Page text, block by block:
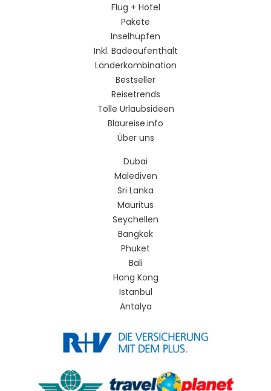
Flug + Hotel
Pakete
Inselhüpfen
Inkl. Badeaufenthalt
Länderkombination
Bestseller
Reisetrends
Tolle Urlaubsideen
Blaureise.info
Über uns
Dubai
Malediven
Sri Lanka
Mauritus
Seychellen
Bangkok
Phuket
Bali
Hong Kong
Istanbul
Antalya